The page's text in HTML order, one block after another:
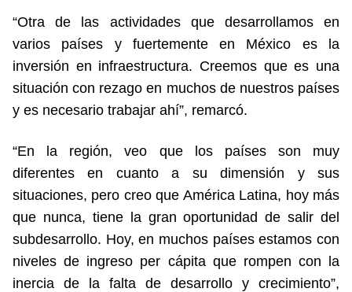
“Otra de las actividades que desarrollamos en
varios países y fuertemente en México es la
inversión en infraestructura. Creemos que es una
situación con rezago en muchos de nuestros países
y es necesario trabajar ahí”, remarcó.
“En la región, veo que los países son muy
diferentes en cuanto a su dimensión y sus
situaciones, pero creo que América Latina, hoy más
que nunca, tiene la gran oportunidad de salir del
subdesarrollo. Hoy, en muchos países estamos con
niveles de ingreso per cápita que rompen con la
inercia de la falta de desarrollo y crecimiento”,